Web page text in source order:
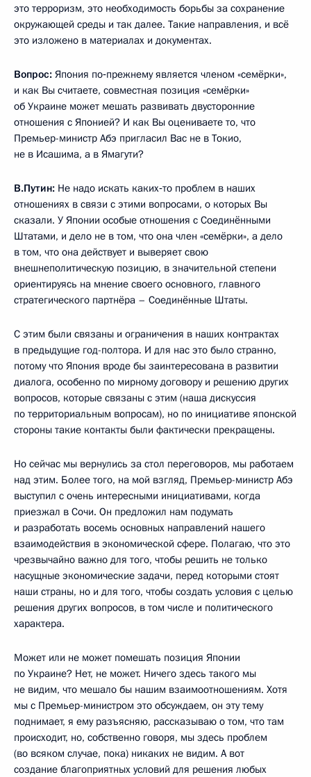
это терроризм, это необходимость борьбы за сохранение
окружающей среды и так далее. Такие направления, и всё
это изложено в материалах и документах.
Вопрос: Япония по‑прежнему является членом «семёрки»,
и как Вы считаете, совместная позиция «семёрки»
об Украине может мешать развивать двусторонние
отношения с Японией? И как Вы оцениваете то, что
Премьер-министр Абэ пригласил Вас не в Токио,
не в Исашима, а в Ямагути?
В.Путин: Не надо искать каких‑то проблем в наших
отношениях в связи с этими вопросами, о которых Вы
сказали. У Японии особые отношения с Соединёнными
Штатами, и дело не в том, что она член «семёрки», а дело
в том, что она действует и выверяет свою
внешнеполитическую позицию, в значительной степени
ориентируясь на мнение своего основного, главного
стратегического партнёра – Соединённые Штаты.
С этим были связаны и ограничения в наших контрактах
в предыдущие год-полтора. И для нас это было странно,
потому что Япония вроде бы заинтересована в развитии
диалога, особенно по мирному договору и решению других
вопросов, которые связаны с этим (наша дискуссия
по территориальным вопросам), но по инициативе японской
стороны такие контакты были фактически прекращены.
Но сейчас мы вернулись за стол переговоров, мы работаем
над этим. Более того, на мой взгляд, Премьер-министр Абэ
выступил с очень интересными инициативами, когда
приезжал в Сочи. Он предложил нам подумать
и разработать восемь основных направлений нашего
взаимодействия в экономической сфере. Полагаю, что это
чрезвычайно важно для того, чтобы решить не только
насущные экономические задачи, перед которыми стоят
наши страны, но и для того, чтобы создать условия с целью
решения других вопросов, в том числе и политического
характера.
Может или не может помешать позиция Японии
по Украине? Нет, не может. Ничего здесь такого мы
не видим, что мешало бы нашим взаимоотношениям. Хотя
мы с Премьер-министром это обсуждаем, он эту тему
поднимает, я ему разъясняю, рассказываю о том, что там
происходит, но, собственно говоря, мы здесь проблем
(во всяком случае, пока) никаких не видим. А вот
создание благоприятных условий для решения любых